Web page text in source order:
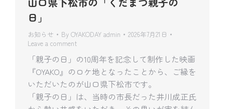
日」
お知らせ By OYAKODAY admin
2026年7月21日
Leave a comment
「親子の日」の10周年を記念して制作した映画
『OYAKO』のロケ地となったことから、ご縁を
いただいたのが山口県下松市です。
「親子の日」は、当時の市長だった井川成正氏